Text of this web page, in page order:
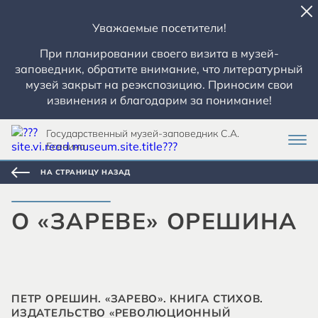
Уважаемые посетители!
При планировании своего визита в музей-
заповедник, обратите внимание, что литературный
музей закрыт на реэкспозицию. Приносим свои
извинения и благодарим за понимание!
Государственный музей-заповедник С.А.
Есенина
НА СТРАНИЦУ НАЗАД
О «ЗАРЕВЕ» ОРЕШИНА
ПЕТР ОРЕШИН. «ЗАРЕВО». КНИГА СТИХОВ.
ИЗДАТЕЛЬСТВО «РЕВОЛЮЦИОННЫЙ